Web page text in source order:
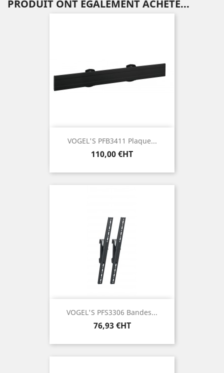
PRODUIT ONT ÉGALEMENT ACHETÉ...
VOGEL'S PFB3411 Plaque...
Prix
110,00 €HT
VOGEL'S PFS3306 Bandes...
Prix
76,93 €HT